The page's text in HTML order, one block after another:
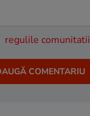
regulile comunitatii